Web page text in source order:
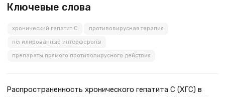
Ключевые слова
хронический гепатит С противовирусная терапия
пегилированные интерфероны
препараты прямого противовирусного действия
Распространенность хронического гепатита С (ХГС) в